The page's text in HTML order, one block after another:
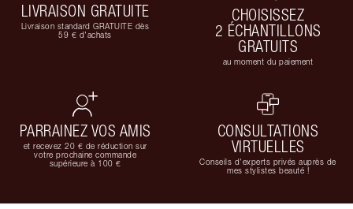
LIVRAISON GRATUITE
Livraison standard GRATUITE dès
59 € d'achats
CHOISISSEZ
2 ÉCHANTILLONS
GRATUITS
au moment du paiement
PARRAINEZ VOS AMIS
et recevez 20 € de réduction sur
votre prochaine commande
supérieure à 100 €
CONSULTATIONS
VIRTUELLES
Conseils d'experts privés auprès de
mes stylistes beauté !